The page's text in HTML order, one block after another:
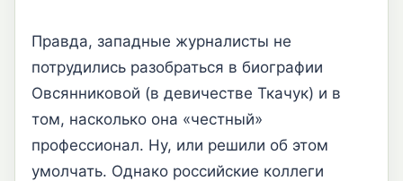
Правда, западные журналисты не
потрудились разобраться в биографии
Овсянниковой (в девичестве Ткачук) и в
том, насколько она «честный»
профессионал. Ну, или решили об этом
умолчать. Однако российские коллеги